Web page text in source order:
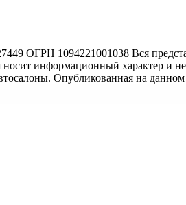
1094221001038 Вся
информационный характер и
Опубликованная на